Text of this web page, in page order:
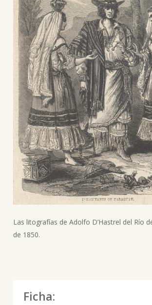
Las litografías de Adolfo D’Hastrel del Río
de 1850.
Ficha: